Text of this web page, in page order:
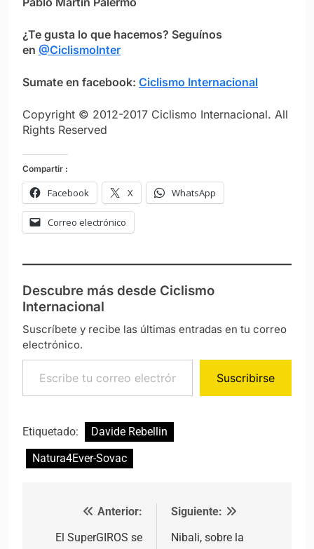
¿Te gusta lo que hacemos? Seguínos
en @CiclismoInter
Sumate en facebook: Ciclismo Internacional
Copyright © 2012-2017 Ciclismo Internacional. All
Rights Reserved
Compartir :
Facebook X WhatsApp
Correo electrónico
Descubre más desde Ciclismo
Internacional
Suscríbete y recibe las últimas entradas en tu correo
electrónico.
Escribe tu correo electrónico…
Suscribirse
Etiquetado:
Davide Rebellin
Natura4Ever-Sovac
Navegación de entradas
Anterior:
El SuperGIROS se
Siguiente:
Nibali, sobre la